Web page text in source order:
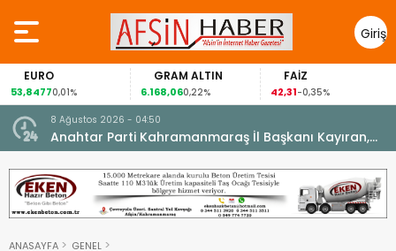
Giriş
Yap
EURO
53,84770,01%
GRAM ALTIN
6.168,060,22%
FAİZ
42,31-0,35%
8 Ağustos 2026 - 04:50
Anahtar Parti Kahramanmaraş İl Başkanı Kayıran,
Afşin Teşkilatı ile buluştu.
ANASAYFA
GENEL